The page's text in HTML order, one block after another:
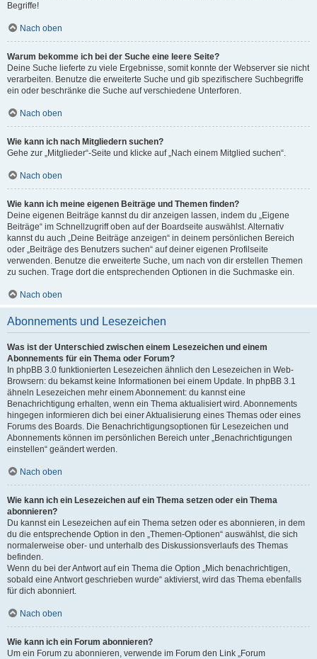
Begriffe!
Nach oben
Warum bekomme ich bei der Suche eine leere Seite?
Deine Suche lieferte zu viele Ergebnisse, somit konnte der Webserver sie nicht
verarbeiten. Benutze die erweiterte Suche und gib spezifischere Suchbegriffe
ein oder beschränke die Suche auf verschiedene Unterforen.
Nach oben
Wie kann ich nach Mitgliedern suchen?
Gehe zur „Mitglieder“-Seite und klicke auf „Nach einem Mitglied suchen“.
Nach oben
Wie kann ich meine eigenen Beiträge und Themen finden?
Deine eigenen Beiträge kannst du dir anzeigen lassen, indem du „Eigene
Beiträge“ im Schnellzugriff oben auf der Boardseite auswählst. Alternativ
kannst du auch „Deine Beiträge anzeigen“ in deinem persönlichen Bereich
oder „Beiträge des Benutzers suchen“ auf deiner eigenen Profilseite
verwenden. Benutze die erweiterte Suche, um nach von dir erstellen Themen
zu suchen. Trage dort die entsprechenden Optionen in die Suchmaske ein.
Nach oben
Abonnements und Lesezeichen
Was ist der Unterschied zwischen einem Lesezeichen und einem
Abonnements für ein Thema oder Forum?
In phpBB 3.0 funktionierten Lesezeichen ähnlich den Lesezeichen in Web-
Browsern: du bekamst keine Informationen bei einem Update. In phpBB 3.1
ähneln Lesezeichen mehr einem Abonnement: du kannst eine
Benachrichtigung erhalten, wenn ein Thema aktualisiert wird. Abonnements
hingegen informieren dich bei einer Aktualisierung eines Themas oder eines
Forums des Boards. Die Benachrichtigungsoptionen für Lesezeichen und
Abonnements können im persönlichen Bereich unter „Benachrichtigungen
einstellen“ geändert werden.
Nach oben
Wie kann ich ein Lesezeichen auf ein Thema setzen oder ein Thema
abonnieren?
Du kannst ein Lesezeichen auf ein Thema setzen oder es abonnieren, in dem
du die entsprechende Option in den „Themen-Optionen“ auswählst, die sich
normalerweise ober- und unterhalb des Diskussionsverlaufs des Themas
befinden.
Wenn du bei der Antwort auf ein Thema die Option „Mich benachrichtigen,
sobald eine Antwort geschrieben wurde“ aktivierst, wird das Thema ebenfalls
für dich abonniert.
Nach oben
Wie kann ich ein Forum abonnieren?
Um ein Forum zu abonnieren, verwende im Forum den Link „Forum